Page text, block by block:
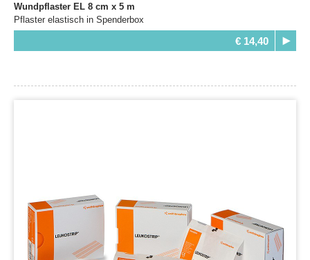
Wundpflaster EL 8 cm x 5 m
Pflaster elastisch in Spenderbox
€ 14,40